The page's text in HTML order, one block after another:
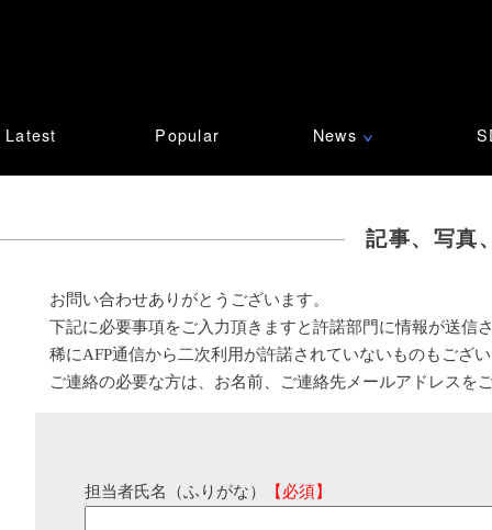
Latest Popular News ∨
記事、写真
お問い合わせありがとうございます。
下記に必要事項をご入力頂きますと許諾部門に情報が送信
稀にAFP通信から二次利用が許諾されていないものもござ
ご連絡の必要な方は、お名前、ご連絡先メールアドレスを
担当者氏名（ふりがな） 【必須】